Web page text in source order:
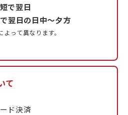
で翌日
翌日の日中〜夕方
って異なります。
て
ド決済